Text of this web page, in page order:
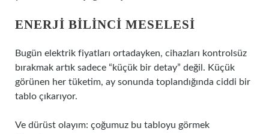
ENERJI BILINCI MESELESI
Bugün elektrik fiyatları ortadayken, cihazları kontrolsüz
bırakmak artık sadece “küçük bir detay” değil. Küçük
görünen her tüketim, ay sonunda toplandığında ciddi bir
tablo çıkarıyor.
Ve dürüst olayım: çoğumuz bu tabloyu görmek